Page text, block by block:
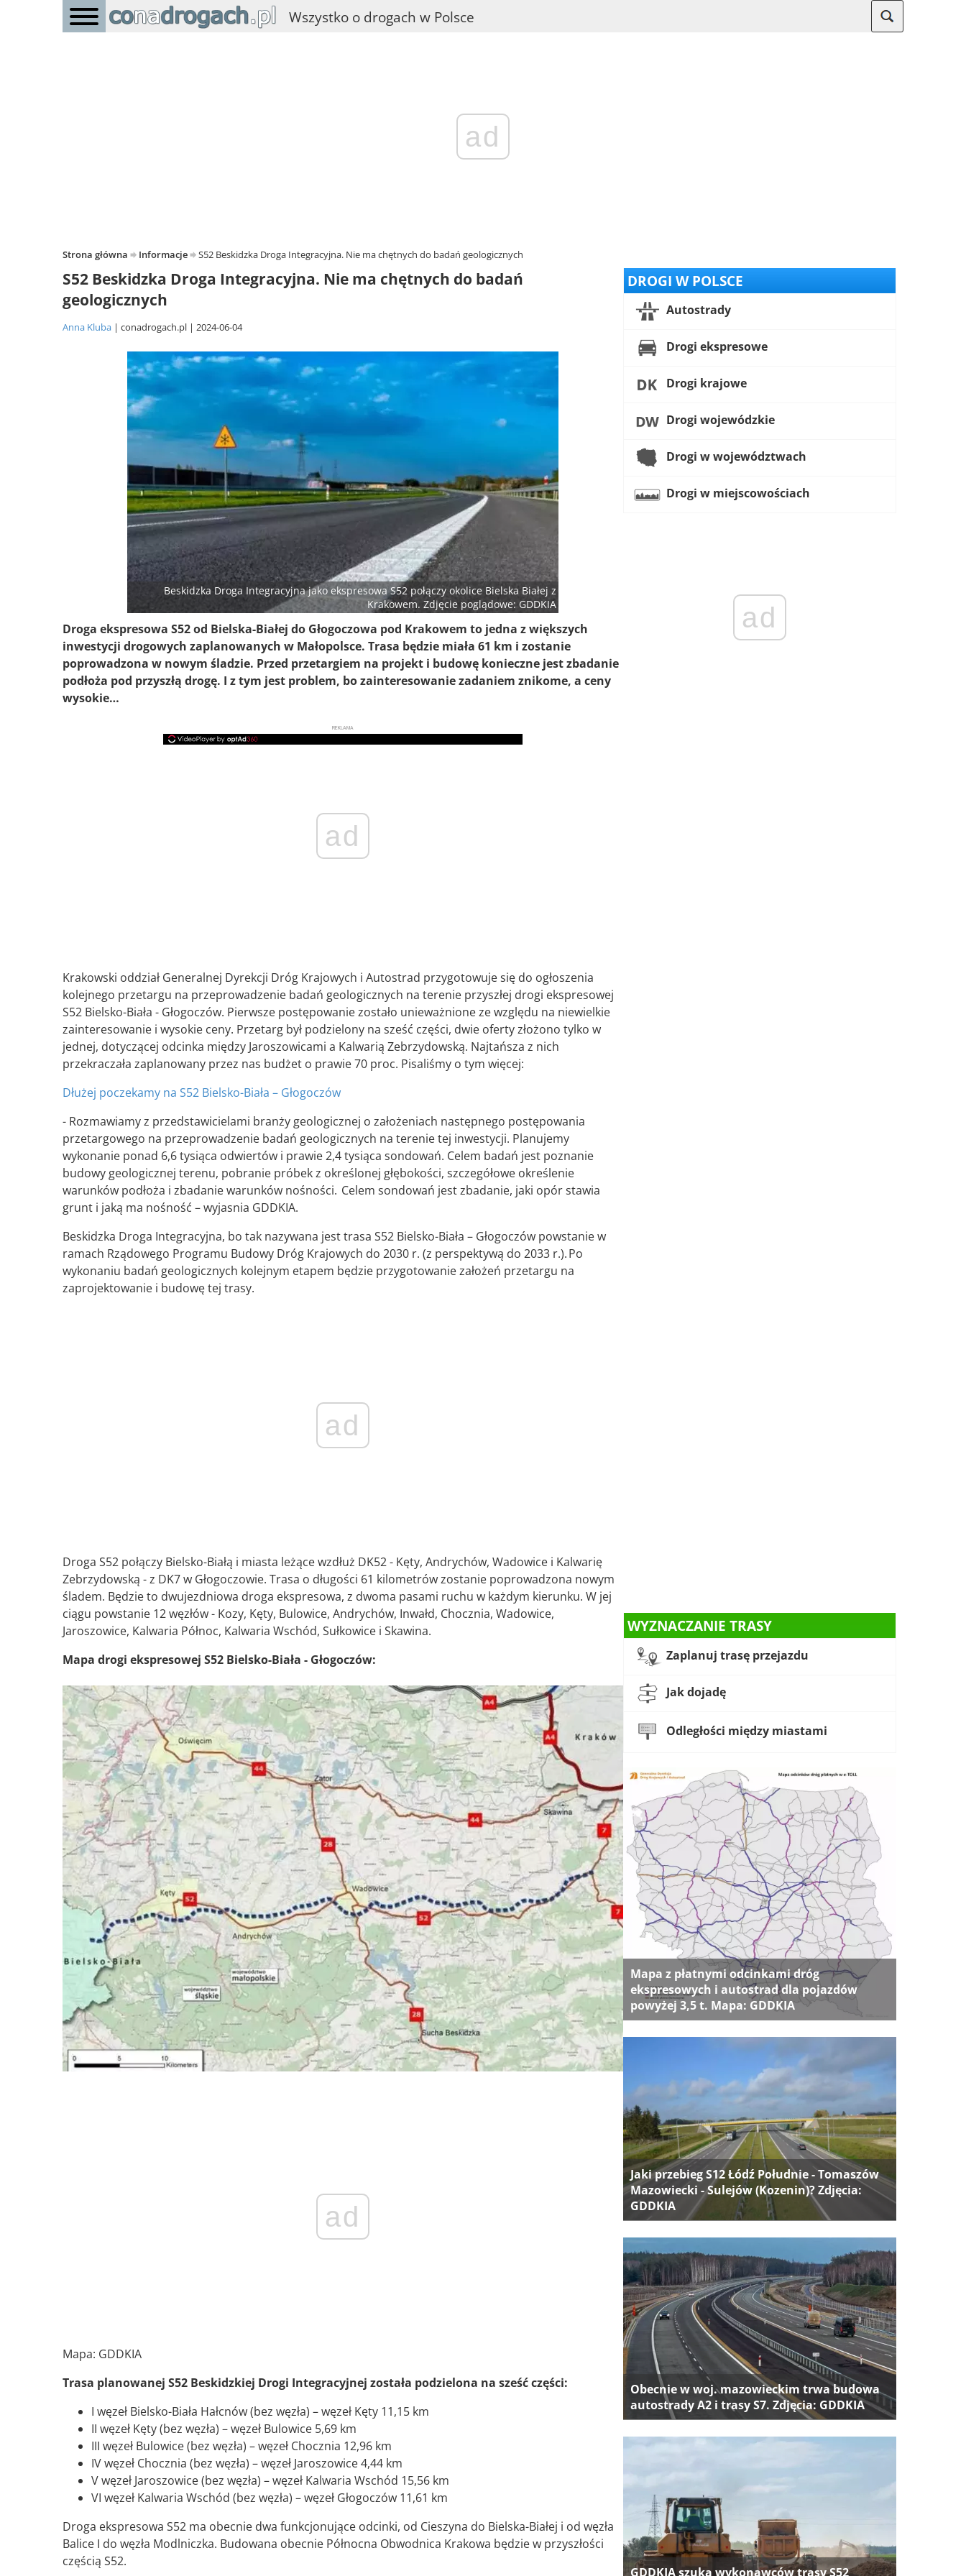
Wszystko o drogach w Polsce
ad
Strona główna Informacje S52 Beskidzka Droga Integracyjna. Nie ma chętnych do badań geologicznych
S52 Beskidzka Droga Integracyjna. Nie ma chętnych do badań
geologicznych
Anna Kluba conadrogach.pl 2024-06-04
Beskidzka Droga Integracyjna jako ekspresowa S52 połączy okolice Bielska Białej z
Krakowem. Zdjęcie poglądowe: GDDKIA
Droga ekspresowa S52 od Bielska-Białej do Głogoczowa pod Krakowem to jedna z większych
inwestycji drogowych zaplanowanych w Małopolsce. Trasa będzie miała 61 km i zostanie
poprowadzona w nowym śladzie. Przed przetargiem na projekt i budowę konieczne jest zbadanie
podłoża pod przyszłą drogę. I z tym jest problem, bo zainteresowanie zadaniem znikome, a ceny
wysokie…
REKLAMA
ad
Krakowski oddział Generalnej Dyrekcji Dróg Krajowych i Autostrad przygotowuje się do ogłoszenia
kolejnego przetargu na przeprowadzenie badań geologicznych na terenie przyszłej drogi ekspresowej
S52 Bielsko-Biała - Głogoczów. Pierwsze postępowanie zostało unieważnione ze względu na niewielkie
zainteresowanie i wysokie ceny. Przetarg był podzielony na sześć części, dwie oferty złożono tylko w
jednej, dotyczącej odcinka między Jaroszowicami a Kalwarią Zebrzydowską. Najtańsza z nich
przekraczała zaplanowany przez nas budżet o prawie 70 proc. Pisaliśmy o tym więcej:
Dłużej poczekamy na S52 Bielsko-Biała – Głogoczów
- Rozmawiamy z przedstawicielami branży geologicznej o założeniach następnego postępowania
przetargowego na przeprowadzenie badań geologicznych na terenie tej inwestycji. Planujemy
wykonanie ponad 6,6 tysiąca odwiertów i prawie 2,4 tysiąca sondowań. Celem badań jest poznanie
budowy geologicznej terenu, pobranie próbek z określonej głębokości, szczegółowe określenie
warunków podłoża i zbadanie warunków nośności. Celem sondowań jest zbadanie, jaki opór stawia
grunt i jaką ma nośność – wyjasnia GDDKIA.
Beskidzka Droga Integracyjna, bo tak nazywana jest trasa S52 Bielsko-Biała – Głogoczów powstanie w
ramach Rządowego Programu Budowy Dróg Krajowych do 2030 r. (z perspektywą do 2033 r.). Po
wykonaniu badań geologicznych kolejnym etapem będzie przygotowanie założeń przetargu na
zaprojektowanie i budowę tej trasy.
ad
Droga S52 połączy Bielsko-Białą i miasta leżące wzdłuż DK52 - Kęty, Andrychów, Wadowice i Kalwarię
Zebrzydowską - z DK7 w Głogoczowie. Trasa o długości 61 kilometrów zostanie poprowadzona nowym
śladem. Będzie to dwujezdniowa droga ekspresowa, z dwoma pasami ruchu w każdym kierunku. W jej
ciągu powstanie 12 węzłów - Kozy, Kęty, Bulowice, Andrychów, Inwałd, Chocznia, Wadowice,
Jaroszowice, Kalwaria Północ, Kalwaria Wschód, Sułkowice i Skawina.
Mapa drogi ekspresowej S52 Bielsko-Biała - Głogoczów:
ad
Mapa: GDDKIA
Trasa planowanej S52 Beskidzkiej Drogi Integracyjnej została podzielona na sześć części:
I węzeł Bielsko-Biała Hałcnów (bez węzła) – węzeł Kęty 11,15 km
II węzeł Kęty (bez węzła) – węzeł Bulowice 5,69 km
III węzeł Bulowice (bez węzła) – węzeł Chocznia 12,96 km
IV węzeł Chocznia (bez węzła) – węzeł Jaroszowice 4,44 km
V węzeł Jaroszowice (bez węzła) – węzeł Kalwaria Wschód 15,56 km
VI węzeł Kalwaria Wschód (bez węzła) – węzeł Głogoczów 11,61 km
Droga ekspresowa S52 ma obecnie dwa funkcjonujące odcinki, od Cieszyna do Bielska-Białej i od węzła
Balice I do węzła Modlniczka. Budowana obecnie Północna Obwodnica Krakowa będzie w przyszłości
częścią S52.
DROGI W POLSCE
Autostrady
Drogi ekspresowe
Drogi krajowe
Drogi wojewódzkie
Drogi w województwach
Drogi w miejscowościach
ad
WYZNACZANIE TRASY
Zaplanuj trasę przejazdu
Jak dojadę
Odległości między miastami
Mapa z płatnymi odcinkami dróg
ekspresowych i autostrad dla pojazdów
powyżej 3,5 t. Mapa: GDDKIA
Jaki przebieg S12 Łódź Południe - Tomaszów
Mazowiecki - Sulejów (Kozenin)? Zdjęcia:
GDDKIA
Obecnie w woj. mazowieckim trwa budowa
autostrady A2 i trasy S7. Zdjęcia: GDDKIA
GDDKIA szuka wykonawców trasy S52